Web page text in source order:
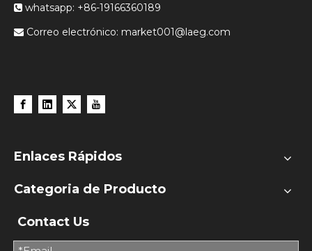
 whatsapp: +86-19166360189
 Correo electrónico: market001@laeg.com
Enlaces Rápidos
Categoria de Producto
Contact Us